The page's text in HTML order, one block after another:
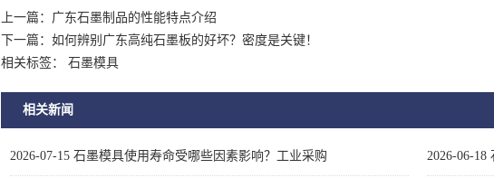
上一篇： 广东石墨制品的性能特点介绍
下一篇： 如何辨别广东高纯石墨板的好坏？密度是关键！
相关标签： 石墨模具
相关新闻
2026-07-15 石墨模具使用寿命受哪些因素影响？工业采购 2026-06-18